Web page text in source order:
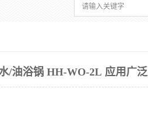
/油浴锅 HH-WO-2L 应用广泛